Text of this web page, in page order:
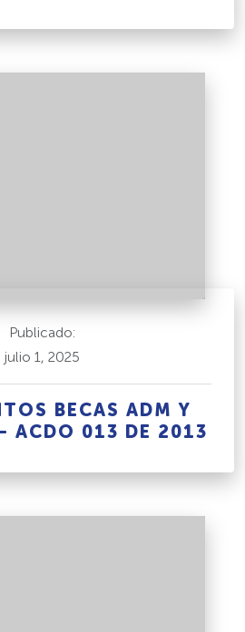
Publicado:
julio 1, 2025
BECAS ADM Y
ACDO 013 DE 2013